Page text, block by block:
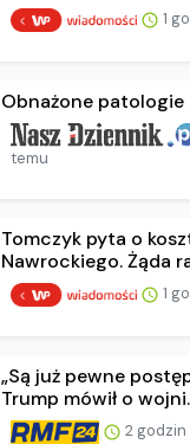
1
Obnażone patologie
temu
Tomczyk pyta o
Nawrockiego. Żąda
1
„Są już pewne
Trump mówił o
2